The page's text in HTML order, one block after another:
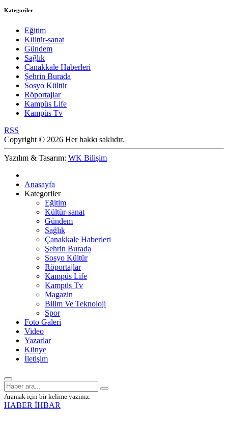
Kategoriler
Eğitim
Kültür-sanat
Gündem
Sağlık
Çanakkale Haberleri
Şehrin Burada
Sosyo Kültür
Röportajlar
Kampüs Life
Kampüs Tv
RSS
Copyright © 2026 Her hakkı saklıdır.
Yazılım & Tasarım: WK Bilişim
Anasayfa
Kategoriler
Eğitim
Kültür-sanat
Gündem
Sağlık
Çanakkale Haberleri
Şehrin Burada
Sosyo Kültür
Röportajlar
Kampüs Life
Kampüs Tv
Magazin
Bilim Ve Teknoloji
Spor
Foto Galeri
Video
Yazarlar
Künye
İletişim
Aramak için bir kelime yazınız.
HABER İHBAR